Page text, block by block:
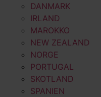
DANMARK
IRLAND
MAROKKO
NEW ZEALAND
NORGE
PORTUGAL
SKOTLAND
SPANIEN